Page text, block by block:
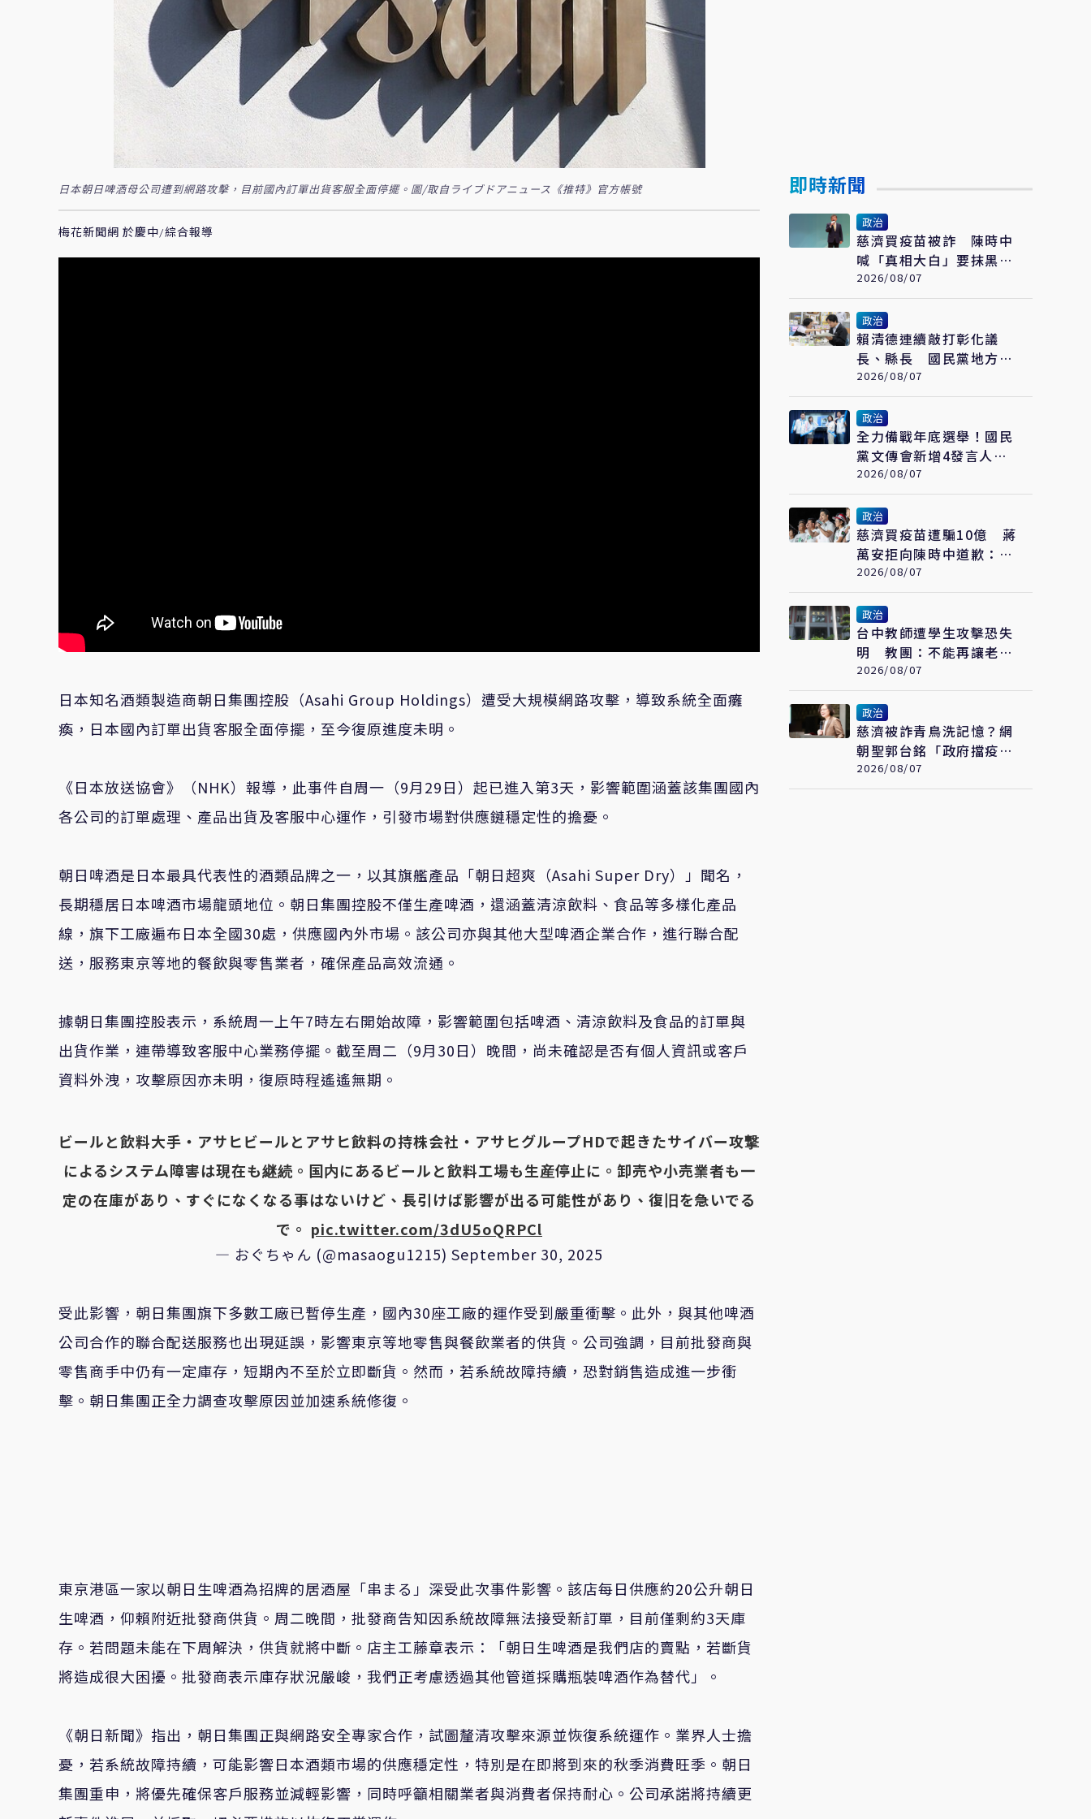
日本朝日啤酒母公司遭到網路攻擊，目前國內訂單出貨客服全面停擺。圖/取自ライブドアニュース《推特》官方帳號
梅花新聞網 於慶中/綜合報導
日本知名酒類製造商朝日集團控股（Asahi Group Holdings）遭受大規模網路攻擊，導致系統全面癱
瘓，日本國內訂單出貨客服全面停擺，至今復原進度未明。
《日本放送協會》（NHK）報導，此事件自周一（9月29日）起已進入第3天，影響範圍涵蓋該集團國內
各公司的訂單處理、產品出貨及客服中心運作，引發市場對供應鏈穩定性的擔憂。
朝日啤酒是日本最具代表性的酒類品牌之一，以其旗艦產品「朝日超爽（Asahi Super Dry）」聞名，
長期穩居日本啤酒市場龍頭地位。朝日集團控股不僅生產啤酒，還涵蓋清涼飲料、食品等多樣化產品
線，旗下工廠遍布日本全國30處，供應國內外市場。該公司亦與其他大型啤酒企業合作，進行聯合配
送，服務東京等地的餐飲與零售業者，確保產品高效流通。
據朝日集團控股表示，系統周一上午7時左右開始故障，影響範圍包括啤酒、清涼飲料及食品的訂單與
出貨作業，連帶導致客服中心業務停擺。截至周二（9月30日）晚間，尚未確認是否有個人資訊或客戶
資料外洩，攻擊原因亦未明，復原時程遙遙無期。
ビールと飲料大手・アサヒビールとアサヒ飲料の持株会社・アサヒグループHDで起きたサイバー攻撃
によるシステム障害は現在も継続。国内にあるビールと飲料工場も生産停止に。卸売や小売業者も一
定の在庫があり、すぐになくなる事はないけど、長引けば影響が出る可能性があり、復旧を急いでる
で。 pic.twitter.com/3dU5oQRPCl
— おぐちゃん (@masaogu1215) September 30, 2025
受此影響，朝日集團旗下多數工廠已暫停生產，國內30座工廠的運作受到嚴重衝擊。此外，與其他啤酒
公司合作的聯合配送服務也出現延誤，影響東京等地零售與餐飲業者的供貨。公司強調，目前批發商與
零售商手中仍有一定庫存，短期內不至於立即斷貨。然而，若系統故障持續，恐對銷售造成進一步衝
擊。朝日集團正全力調查攻擊原因並加速系統修復。
東京港區一家以朝日生啤酒為招牌的居酒屋「串まる」深受此次事件影響。該店每日供應約20公升朝日
生啤酒，仰賴附近批發商供貨。周二晚間，批發商告知因系統故障無法接受新訂單，目前僅剩約3天庫
存。若問題未能在下周解決，供貨就將中斷。店主工藤章表示：「朝日生啤酒是我們店的賣點，若斷貨
將造成很大困擾。批發商表示庫存狀況嚴峻，我們正考慮透過其他管道採購瓶裝啤酒作為替代」。
《朝日新聞》指出，朝日集團正與網路安全專家合作，試圖釐清攻擊來源並恢復系統運作。業界人士擔
憂，若系統故障持續，可能影響日本酒類市場的供應穩定性，特別是在即將到來的秋季消費旺季。朝日
集團重申，將優先確保客戶服務並減輕影響，同時呼籲相關業者與消費者保持耐心。公司承諾將持續更
即時新聞
政治
慈濟買疫苗被詐 陳時中
喊「真相大白」要抹黑的
人道歉 藍白反擊了
2026/08/07
政治
賴清德連續敲打彰化議
長、縣長 國民黨地方諸
侯別想獨善其身
2026/08/07
政治
全力備戰年底選舉！國民
黨文傳會新增4發言人
AI發言人「鄭小文」亮相
2026/08/07
政治
慈濟買疫苗遭騙10億 蔣
萬安拒向陳時中道歉：政
府若採購足夠疫苗不需民
間出力
2026/08/07
政治
台中教師遭學生攻擊恐失
明 教團：不能再讓老師
用肉身擋危險
2026/08/07
政治
慈濟被詐青鳥洗記憶？網
朝聖郭台銘「政府擋疫
苗」貼文：大小姐說不要
買
2026/08/07